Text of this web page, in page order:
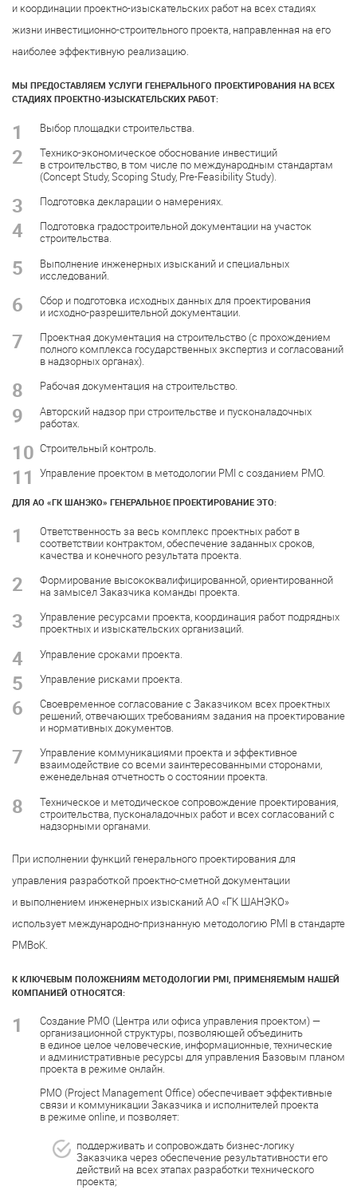
и координации проектно-изыскательских работ на всех стадиях
жизни инвестиционно-строительного проекта, направленная на его
наиболее эффективную реализацию.
МЫ ПРЕДОСТАВЛЯЕМ УСЛУГИ ГЕНЕРАЛЬНОГО ПРОЕКТИРОВАНИЯ НА ВСЕХ
СТАДИЯХ ПРОЕКТНО-ИЗЫСКАТЕЛЬСКИХ РАБОТ:
1 Выбор площадки строительства.
2
Технико-экономическое обоснование инвестиций
в строительство, в том числе по международным стандартам
(Concept Study, Scoping Study, Pre-Feasibility Study).
3 Подготовка декларации о намерениях.
4
Подготовка градостроительной документации на участок
строительства.
5
Выполнение инженерных изысканий и специальных
исследований.
6
Сбор и подготовка исходных данных для проектирования
и исходно-разрешительной документации.
7
Проектная документация на строительство (с прохождением
полного комплекса государственных экспертиз и согласований
в надзорных органах).
8 Рабочая документация на строительство.
9
Авторский надзор при строительстве и пусконаладочных
работах.
10 Строительный контроль.
11 Управление проектом в методологии PMI с созданием PMO.
ДЛЯ АО «ГК ШАНЭКО» ГЕНЕРАЛЬНОЕ ПРОЕКТИРОВАНИЕ ЭТО:
1
Ответственность за весь комплекс проектных работ в
соответствии контрактом, обеспечение заданных сроков,
качества и конечного результата проекта.
2
Формирование высококвалифицированной, ориентированной
на замысел Заказчика команды проекта.
3
Управление ресурсами проекта, координация работ подрядных
проектных и изыскательских организаций.
4 Управление сроками проекта.
5 Управление рисками проекта.
6
Своевременное согласование с Заказчиком всех проектных
решений, отвечающих требованиям задания на проектирование
и нормативных документов.
7
Управление коммуникациями проекта и эффективное
взаимодействие со всеми заинтересованными сторонами,
еженедельная отчетность о состоянии проекта.
8
Техническое и методическое сопровождение проектирования,
строительства, пусконаладочных работ и всех согласований с
надзорными органами.
При исполнении функций генерального проектирования для
управления разработкой проектно-сметной документации
и выполнением инженерных изысканий АО «ГК ШАНЭКО»
использует международно-признанную методологию PMI в стандарте
PMBoK.
К КЛЮЧЕВЫМ ПОЛОЖЕНИЯМ МЕТОДОЛОГИИ PMI, ПРИМЕНЯЕМЫМ НАШЕЙ
КОМПАНИЕЙ ОТНОСЯТСЯ:
1
Создание PMO (Центра или офиса управления проектом) —
организационной структуры, позволяющей объединить
в единое целое человеческие, информационные, технические
и административные ресурсы для управления Базовым планом
проекта в режиме онлайн.
PMO (Project Management Office) обеспечивает эффективные
связи и коммуникации Заказчика и исполнителей проекта
в режиме online, и позволяет:
поддерживать и сопровождать бизнес-логику
Заказчика через обеспечение результативности его
действий на всех этапах разработки технического
проекта;